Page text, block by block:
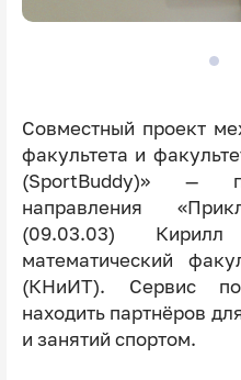
Совместный проект
факультета и
(SportBuddy)» —
направления
(09.03.03)
математический
(КНиИТ). Сервис
находить партнёров
и занятий спортом.